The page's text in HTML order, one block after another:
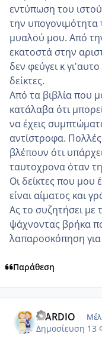
εντύπωση του
την υπογονιμότητα
μυαλού μου. Από
εκατοστά στην
δεν φεύγει κ
δείκτες.
Από τα βιβλία που
κατάλαβα ότι
να έχεις
αντίστροφα.
βλέπουν ότι
ταυτοχρονα όταν
Οι δείκτες που μου
είναι αίματος και
Ας το συζητήσει με
ψάχνοντας βρήκα
λαπαροσκόπηση
Παράθεση
MARDIO
Δημοσίευση 13